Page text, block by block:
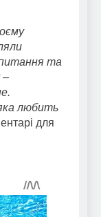
та
–
любить
для